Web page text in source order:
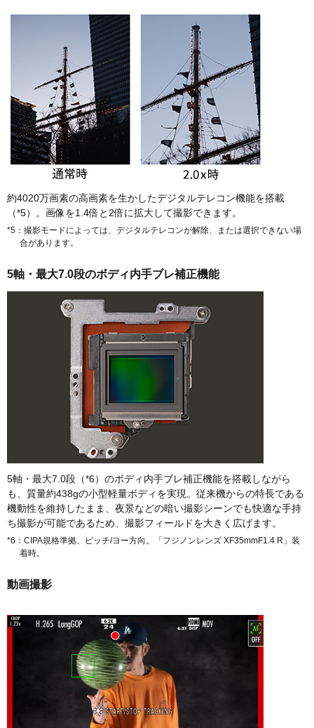
約4020万画素の高画素を生かしたデジタルテレコン機能を搭載
（*5）。画像を1.4倍と2倍に拡大して撮影できます。
*5：撮影モードによっては、デジタルテレコンが解除、または選択できない場
合があります。
5軸・最大7.0段のボディ内手ブレ補正機能
5軸・最大7.0段（*6）のボディ内手ブレ補正機能を搭載しながら
も、質量約438gの小型軽量ボディを実現。従来機からの特長である
機動性を維持したまま、夜景などの暗い撮影シーンでも快適な手持
ち撮影が可能であるため、撮影フィールドを大きく広げます。
*6：CIPA規格準拠、ピッチ/ヨー方向。「フジノンレンズ XF35mmF1.4 R」装
着時。
動画撮影